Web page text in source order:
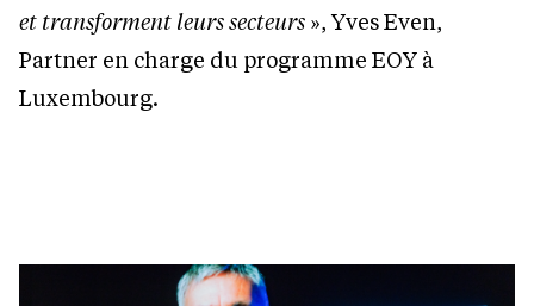
et transforment leurs secteurs », Yves Even,
Partner en charge du programme EOY à
Luxembourg.